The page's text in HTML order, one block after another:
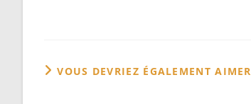
VOUS DEVRIEZ ÉGALEMENT AIMER